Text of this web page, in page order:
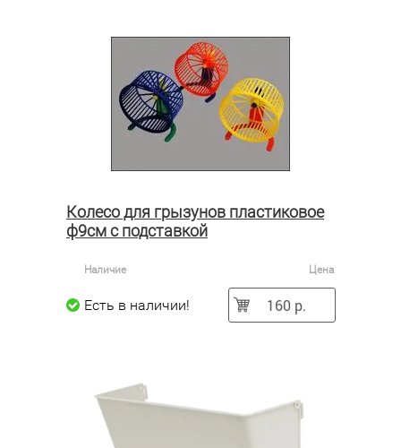
Колесо для грызунов пластиковое
ф9см с подставкой
Наличие Цена
Есть в наличии! 160 р.